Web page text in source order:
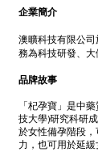
企業簡介
澳曠科技有限公
務為科技研發、大
品牌故事
「杞孕寶」是中
技大學)研究科研
於女性備孕階段
力，也可用於延